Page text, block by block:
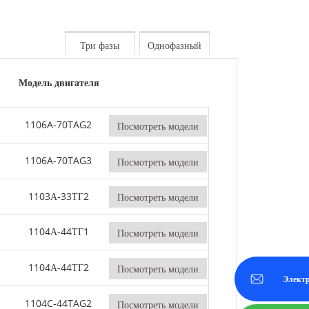
Серия MS 715-2500 кВА
Однофазный
Три фазы
Модель двигателя
1106A-70TAG2 Посмотреть модели
1106A-70TAG3 Посмотреть модели
1103А-33ТГ2 Посмотреть модели
1104А-44ТГ1 Посмотреть модели
1104А-44ТГ2 Посмотреть модели
1104C-44TAG2 Посмотреть модели